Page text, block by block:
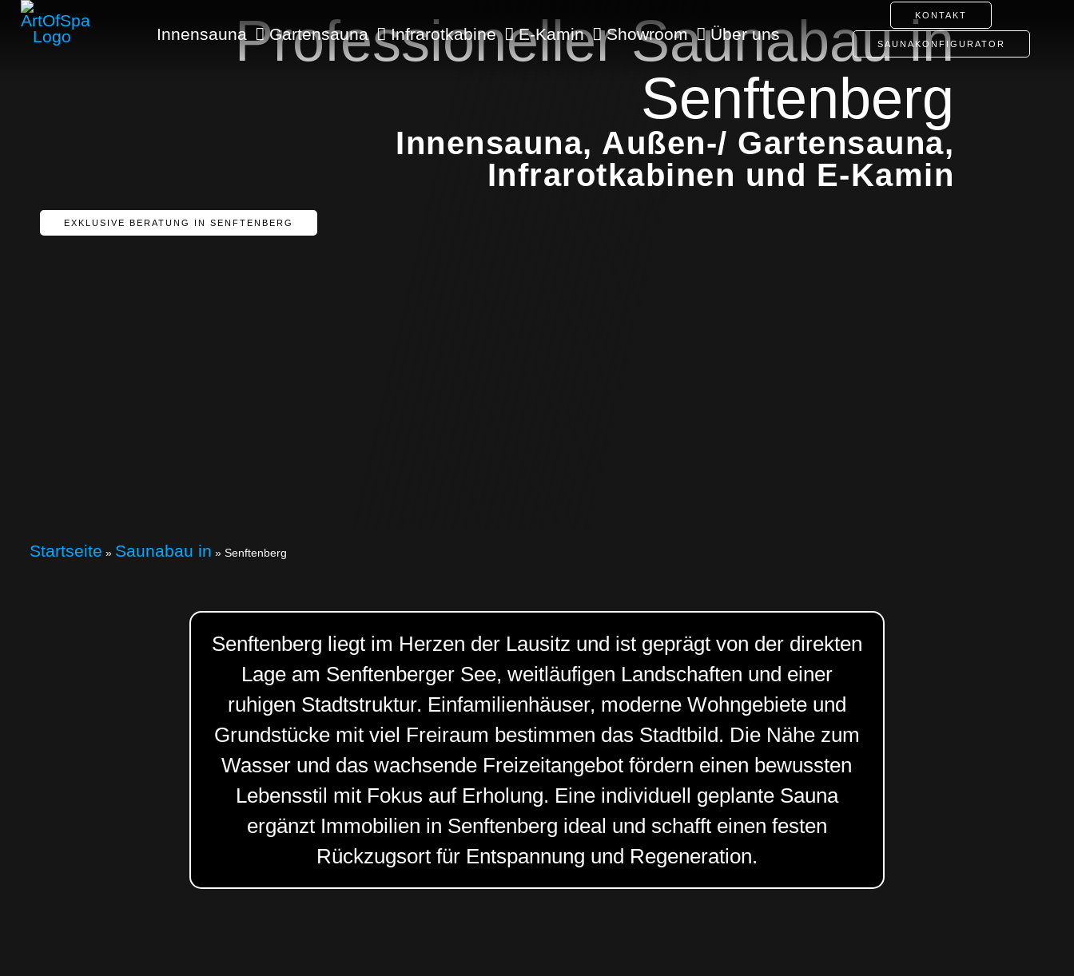
Innensauna Gartensauna Infrarotkabine E-Kamin Showroom Über uns
KONTAKT
SAUNAKONFIGURATOR
Professioneller Saunabau in
Senftenberg
Innensauna, Außen-/ Gartensauna,
Infrarotkabinen und E-Kamin
EXKLUSIVE BERATUNG IN SENFTENBERG
Startseite » Saunabau in » Senftenberg
Senftenberg liegt im Herzen der Lausitz und ist geprägt von der direkten
Lage am Senftenberger See, weitläufigen Landschaften und einer
ruhigen Stadtstruktur. Einfamilienhäuser, moderne Wohngebiete und
Grundstücke mit viel Freiraum bestimmen das Stadtbild. Die Nähe zum
Wasser und das wachsende Freizeitangebot fördern einen bewussten
Lebensstil mit Fokus auf Erholung. Eine individuell geplante Sauna
ergänzt Immobilien in Senftenberg ideal und schafft einen festen
Rückzugsort für Entspannung und Regeneration.